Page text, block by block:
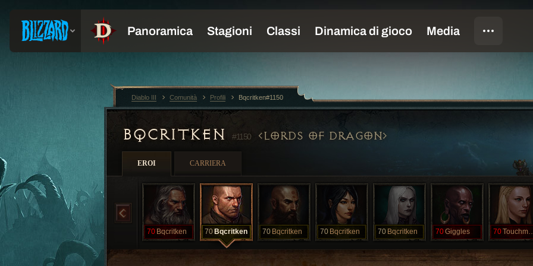
BQCRITKEN #1150 LORDS OF DRAGON
EROI CARRIERA
70 Bqcritken 70 Bqcritken 70 Bqcritken 70 Bqcritken 70 Bqcritken 70Giggles 70
Diablo III Comunità Profili Bqcritken#1150